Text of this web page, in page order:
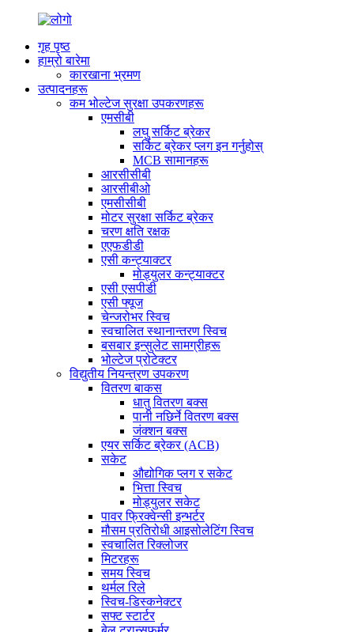
गृह पृष्ठ
हाम्रो बारेमा
कारखाना भ्रमण
उत्पादनहरू
कम भोल्टेज सुरक्षा उपकरणहरू
एमसीबी
लघु सर्किट ब्रेकर
सर्किट ब्रेकर प्लग इन गर्नुहोस्
MCB सामानहरू
आरसीसीबी
आरसीबीओ
एमसीसीबी
मोटर सुरक्षा सर्किट ब्रेकर
चरण क्षति रक्षक
एएफडीडी
एसी कन्ट्याक्टर
मोड्युलर कन्ट्याक्टर
एसी एसपीडी
एसी फ्यूज
चेन्जरोभर स्विच
स्वचालित स्थानान्तरण स्विच
बसबार इन्सुलेट सामग्रीहरू
भोल्टेज प्रोटेक्टर
विद्युतीय नियन्त्रण उपकरण
वितरण बाकस
धातु वितरण बक्स
पानी नछिर्ने वितरण बक्स
जंक्शन बक्स
एयर सर्किट ब्रेकर (ACB)
सकेट
औद्योगिक प्लग र सकेट
भित्ता स्विच
मोड्युलर सकेट
पावर फ्रिक्वेन्सी इन्भर्टर
मौसम प्रतिरोधी आइसोलेटिंग स्विच
स्वचालित रिक्लोजर
मिटरहरू
समय स्विच
थर्मल रिले
स्विच-डिस्कनेक्टर
सफ्ट स्टार्टर